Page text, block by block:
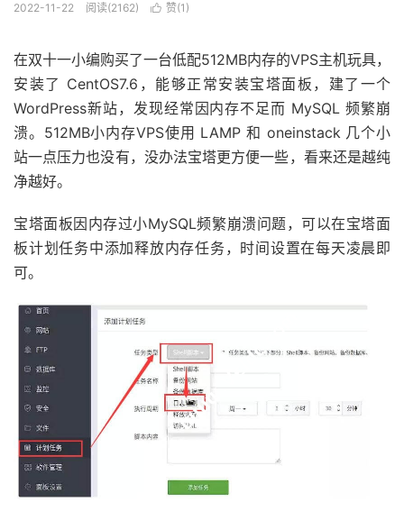
2022-11-22 阅读(2162)  赞(1 )
在双十一小编购买了一台低配512MB内存的VPS主机玩具，
安装了 CentOS7.6，能够正常安装宝塔面板，建了一个
WordPress新站，发现经常因内存不足而 MySQL 频繁崩
溃。512MB小内存VPS使用 LAMP 和 oneinstack 几个小
站一点压力也没有，没办法宝塔更方便一些，看来还是越纯
净越好。
宝塔面板因内存过小MySQL频繁崩溃问题，可以在宝塔面
板计划任务中添加释放内存任务，时间设置在每天凌晨即
可。